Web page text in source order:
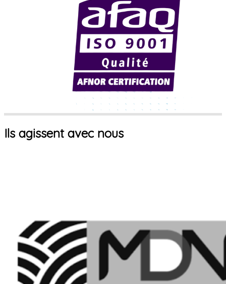
Ils agissent avec nous